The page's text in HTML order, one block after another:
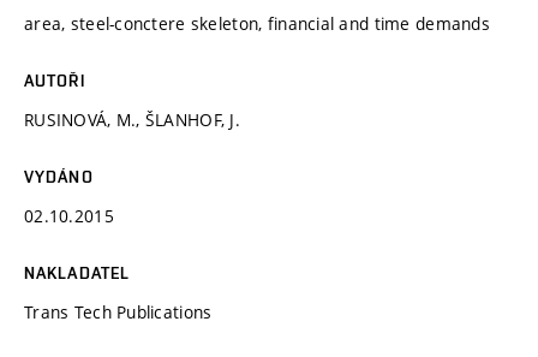
area, steel-conctere skeleton, financial and time demands
AUTOŘI
RUSINOVÁ, M., ŠLANHOF, J.
VYDÁNO
02.10.2015
NAKLADATEL
Trans Tech Publications